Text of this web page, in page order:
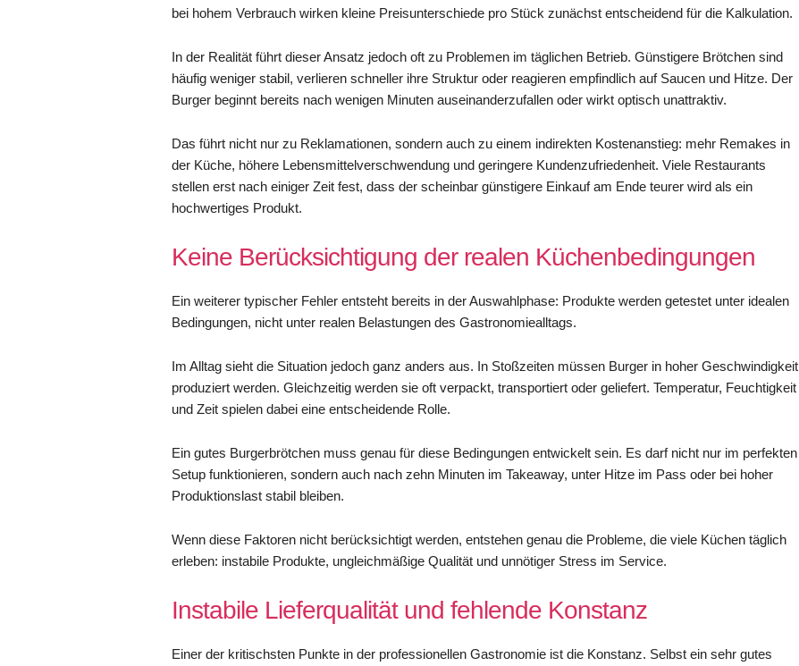
bei hohem Verbrauch wirken kleine Preisunterschiede pro Stück zunächst entscheidend für die Kalkulation.
In der Realität führt dieser Ansatz jedoch oft zu Problemen im täglichen Betrieb. Günstigere Brötchen sind
häufig weniger stabil, verlieren schneller ihre Struktur oder reagieren empfindlich auf Saucen und Hitze. Der
Burger beginnt bereits nach wenigen Minuten auseinanderzufallen oder wirkt optisch unattraktiv.
Das führt nicht nur zu Reklamationen, sondern auch zu einem indirekten Kostenanstieg: mehr Remakes in
der Küche, höhere Lebensmittelverschwendung und geringere Kundenzufriedenheit. Viele Restaurants
stellen erst nach einiger Zeit fest, dass der scheinbar günstigere Einkauf am Ende teurer wird als ein
hochwertiges Produkt.
Keine Berücksichtigung der realen Küchenbedingungen
Ein weiterer typischer Fehler entsteht bereits in der Auswahlphase: Produkte werden getestet unter idealen
Bedingungen, nicht unter realen Belastungen des Gastronomiealltags.
Im Alltag sieht die Situation jedoch ganz anders aus. In Stoßzeiten müssen Burger in hoher Geschwindigkeit
produziert werden. Gleichzeitig werden sie oft verpackt, transportiert oder geliefert. Temperatur, Feuchtigkeit
und Zeit spielen dabei eine entscheidende Rolle.
Ein gutes Burgerbrötchen muss genau für diese Bedingungen entwickelt sein. Es darf nicht nur im perfekten
Setup funktionieren, sondern auch nach zehn Minuten im Takeaway, unter Hitze im Pass oder bei hoher
Produktionslast stabil bleiben.
Wenn diese Faktoren nicht berücksichtigt werden, entstehen genau die Probleme, die viele Küchen täglich
erleben: instabile Produkte, ungleichmäßige Qualität und unnötiger Stress im Service.
Instabile Lieferqualität und fehlende Konstanz
Einer der kritischsten Punkte in der professionellen Gastronomie ist die Konstanz. Selbst ein sehr gutes